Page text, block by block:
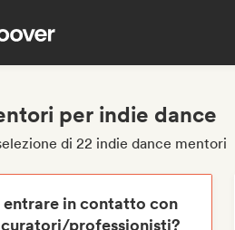
per indie dance
di 22 indie dance mentori
entrare in contatto con
professionisti?